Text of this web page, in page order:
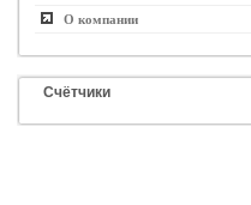
О компании
Счётчики